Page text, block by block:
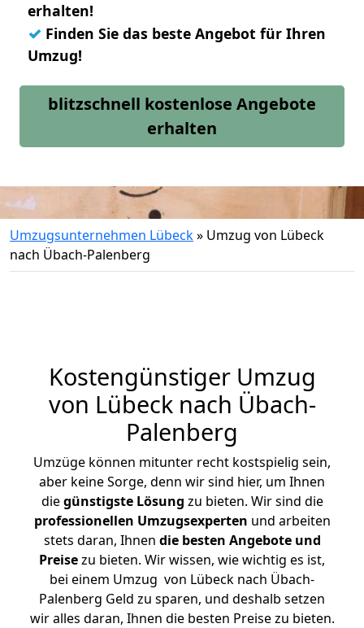
erhalten!
✓ Finden Sie das beste Angebot für Ihren
Umzug!
blitzschnell kostenlose Angebote
erhalten
Umzugsunternehmen Lübeck» Umzug von Lübeck
nach Übach-Palenberg
Kostengünstiger Umzug
von Lübeck nach Übach-
Palenberg
Umzüge können mitunter recht kostspielig sein,
aber keine Sorge, denn wir sind hier, um Ihnen
diegünstigste Lösung zu bieten. Wir sind die
professionellen Umzugsexperten und arbeiten
stets daran, Ihnen die besten Angebote und
Preisezu bieten. Wir wissen, wie wichtig es ist,
bei einem Umzug von Lübeck nach Übach-
Palenberg Geld zu sparen, und deshalb setzen
wir alles daran, Ihnen die besten Preise zu bieten.